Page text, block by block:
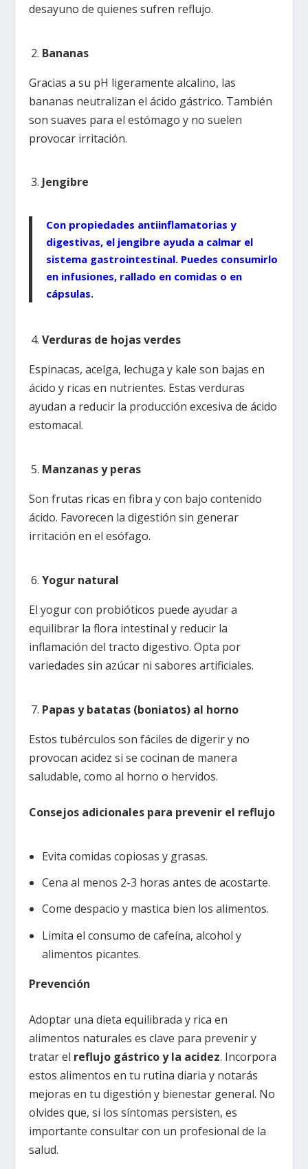
desayuno de quienes sufren reflujo.
Bananas
Gracias a su pH ligeramente alcalino, las
bananas neutralizan el ácido gástrico. También
son suaves para el estómago y no suelen
provocar irritación.
Jengibre
Con propiedades antiinflamatorias y
digestivas, el jengibre ayuda a calmar el
sistema gastrointestinal. Puedes consumirlo
en infusiones, rallado en comidas o en
cápsulas.
Verduras de hojas verdes
Espinacas, acelga, lechuga y kale son bajas en
ácido y ricas en nutrientes. Estas verduras
ayudan a reducir la producción excesiva de ácido
estomacal.
Manzanas y peras
Son frutas ricas en fibra y con bajo contenido
ácido. Favorecen la digestión sin generar
irritación en el esófago.
Yogur natural
El yogur con probióticos puede ayudar a
equilibrar la flora intestinal y reducir la
inflamación del tracto digestivo. Opta por
variedades sin azúcar ni sabores artificiales.
Papas y batatas (boniatos) al horno
Estos tubérculos son fáciles de digerir y no
provocan acidez si se cocinan de manera
saludable, como al horno o hervidos.
Consejos adicionales para prevenir el reflujo
Evita comidas copiosas y grasas.
Cena al menos 2-3 horas antes de acostarte.
Come despacio y mastica bien los alimentos.
Limita el consumo de cafeína, alcohol y
alimentos picantes.
Prevención
Adoptar una dieta equilibrada y rica en
alimentos naturales es clave para prevenir y
tratar el reflujo gástrico y la acidez. Incorpora
estos alimentos en tu rutina diaria y notarás
mejoras en tu digestión y bienestar general. No
olvides que, si los síntomas persisten, es
importante consultar con un profesional de la
salud.